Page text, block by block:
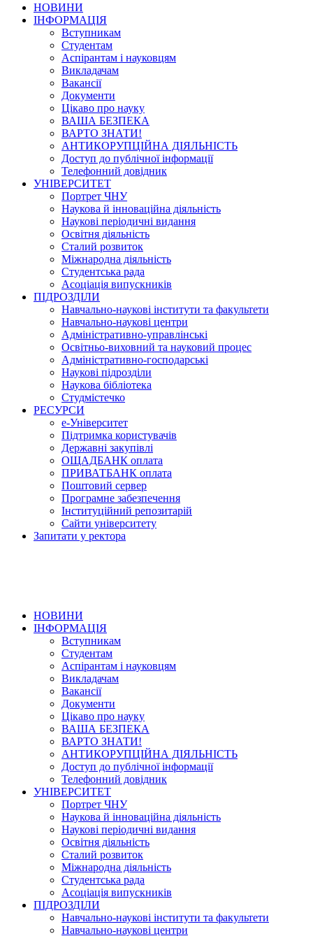
НОВИНИ
ІНФОРМАЦІЯ
Вступникам
Студентам
Аспірантам і науковцям
Викладачам
Вакансії
Документи
Цікаво про науку
ВАША БЕЗПЕКА
ВАРТО ЗНАТИ!
АНТИКОРУПЦІЙНА ДІЯЛЬНІСТЬ
Доступ до публічної інформації
Телефонний довідник
УНІВЕРСИТЕТ
Портрет ЧНУ
Наукова й інноваційна діяльність
Наукові періодичні видання
Освітня діяльність
Сталий розвиток
Міжнародна діяльність
Студентська рада
Асоціація випускників
ПІДРОЗДІЛИ
Навчально-наукові інститути та факультети
Навчально-наукові центри
Адміністративно-управлінські
Освітньо-виховний та науковий процес
Адміністративно-господарські
Наукові підрозділи
Наукова бібліотека
Студмістечко
РЕСУРСИ
е-Університет
Підтримка користувачів
Державні закупівлі
ОЩАДБАНК оплата
ПРИВАТБАНК оплата
Поштовий сервер
Програмне забезпечення
Інституційний репозитарій
Сайти університету
Запитати у ректора
НОВИНИ
ІНФОРМАЦІЯ
Вступникам
Студентам
Аспірантам і науковцям
Викладачам
Вакансії
Документи
Цікаво про науку
ВАША БЕЗПЕКА
ВАРТО ЗНАТИ!
АНТИКОРУПЦІЙНА ДІЯЛЬНІСТЬ
Доступ до публічної інформації
Телефонний довідник
УНІВЕРСИТЕТ
Портрет ЧНУ
Наукова й інноваційна діяльність
Наукові періодичні видання
Освітня діяльність
Сталий розвиток
Міжнародна діяльність
Студентська рада
Асоціація випускників
ПІДРОЗДІЛИ
Навчально-наукові інститути та факультети
Навчально-наукові центри